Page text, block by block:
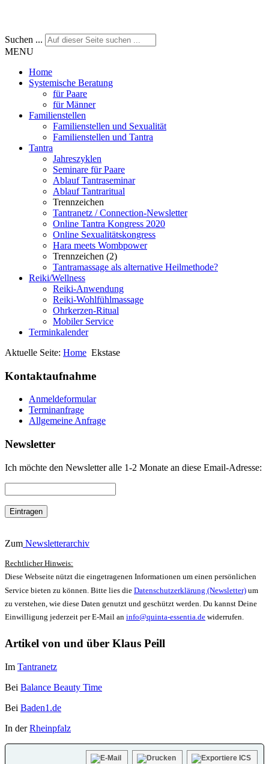
Suchen ...
MENU
Home
Systemische Beratung
für Paare
für Männer
Familienstellen
Familienstellen und Sexualität
Familienstellen und Tantra
Tantra
Jahreszyklen
Seminare für Paare
Ablauf Tantraseminar
Ablauf Tantraritual
Trennzeichen
Tantranetz / Connection-Newsletter
Online Tantra Kongress 2020
Online Sexualitätskongress
Hara meets Wombpower
Trennzeichen (2)
Tantramassage als alternative Heilmethode?
Reiki/Wellness
Reiki-Anwendung
Reiki-Wohlfühlmassage
Ohrkerzen-Ritual
Mobiler Service
Terminkalender
Aktuelle Seite: Home Ekstase
Kontaktaufnahme
Anmeldeformular
Terminanfrage
Allgemeine Anfrage
Newsletter
Ich möchte den Newsletter alle 1-2 Monate an diese Email-Adresse:
Zum Newsletterarchiv
Rechtlicher Hinweis:
Diese Webseite nützt die eingetragenen Informationen um einen persönlichen
Service bieten zu können. Bitte lies die Datenschutzerklärung (Newsletter) um
zu verstehen, wie diese Daten genutzt und geschützt werden. Du kannst Deine
Einwilligung jederzeit per E-Mail an info@quinta-essentia.de widerrufen.
Artikel von und über Klaus Peill
Im Tantranetz
Bei Balance Beauty Time
Bei Baden1.de
In derRheinpfalz